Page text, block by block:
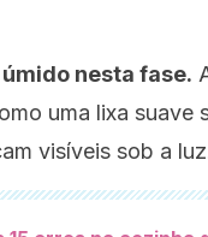
nesta fase.
uma lixa suave
visíveis sob a